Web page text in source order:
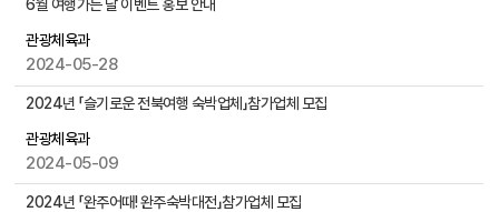
부
일
작
일
6월 여행가는 달 이벤트 홍보 안내
관광체육과
2024-05-28
2024년 「슬기로운 전북여행 숙박업체」참가업체 모집
관광체육과
2024-05-09
2024년 「완주어때! 완주숙박대전」참가업체 모집